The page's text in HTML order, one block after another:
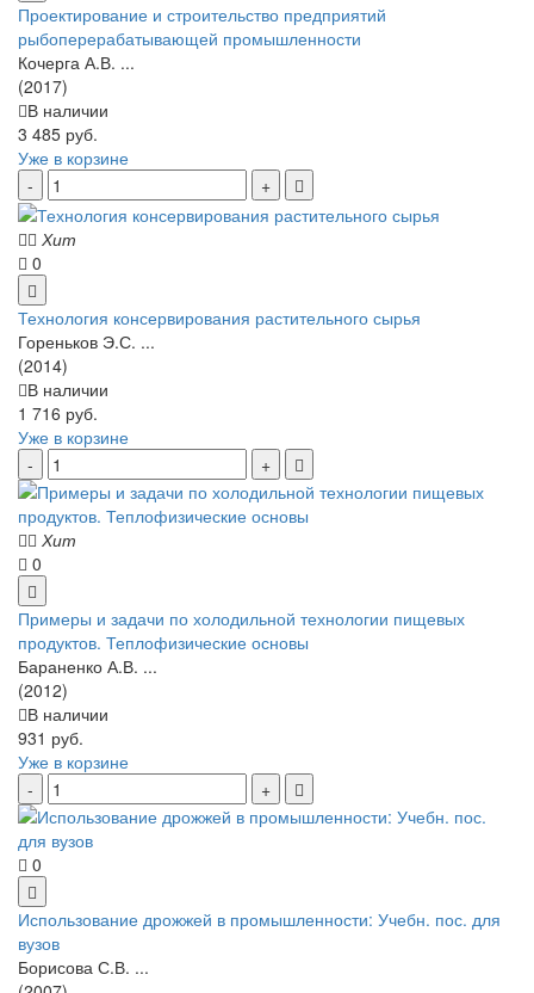
Проектирование и строительство предприятий
рыбоперерабатывающей промышленности
Кочерга А.В. ...
(2017)
В наличии
3 485 руб.
Уже в корзине
Хит
0
Технология консервирования растительного сырья
Гореньков Э.С. ...
(2014)
В наличии
1 716 руб.
Уже в корзине
Хит
0
Примеры и задачи по холодильной технологии пищевых
продуктов. Теплофизические основы
Бараненко А.В. ...
(2012)
В наличии
931 руб.
Уже в корзине
0
Использование дрожжей в промышленности: Учебн. пос. для
вузов
Борисова С.В. ...